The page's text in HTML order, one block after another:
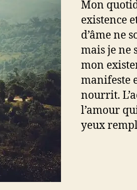
Mon
existence
d’âme ne
mais je ne
mon
manifeste
nourrit.
l’amour
yeux